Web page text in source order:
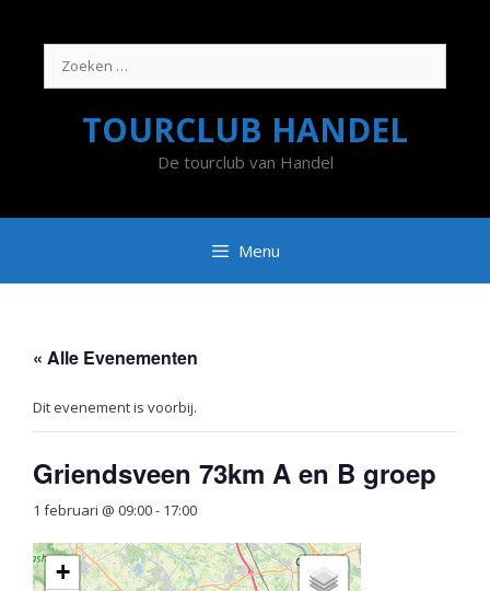
naar:
TOURCLUB HANDEL
De tourclub van Handel
Menu
« Alle Evenementen
Dit evenement is voorbij.
Griendsveen 73km A en B groep
1 februari @ 09:00- 17:00
+